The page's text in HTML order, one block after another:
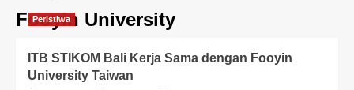
Fooyin University
Peristiwa
ITB STIKOM Bali Kerja Sama dengan Fooyin
University Taiwan